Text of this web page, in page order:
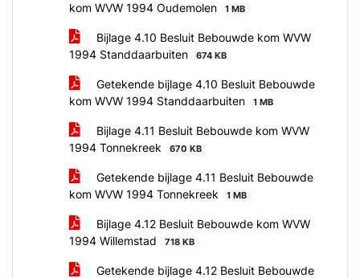
kom WVW 1994 Oudemolen
1 MB
Bijlage 4.10 Besluit Bebouwde kom WVW
1994 Standdaarbuiten
674 KB
Getekende bijlage 4.10 Besluit Bebouwde
kom WVW 1994 Standdaarbuiten
1 MB
Bijlage 4.11 Besluit Bebouwde kom WVW
1994 Tonnekreek
670 KB
Getekende bijlage 4.11 Besluit Bebouwde
kom WVW 1994 Tonnekreek
1 MB
Bijlage 4.12 Besluit Bebouwde kom WVW
1994 Willemstad
718 KB
Getekende bijlage 4.12 Besluit Bebouwde